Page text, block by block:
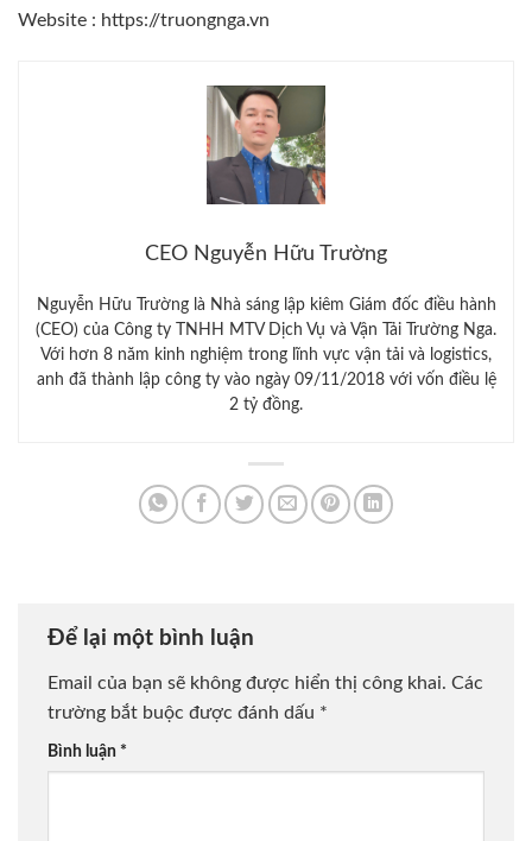
Website : https://truongnga.vn
CEO Nguyễn Hữu Trường
Nguyễn Hữu Trường là Nhà sáng lập kiêm Giám đốc điều hành
(CEO) của Công ty TNHH MTV Dịch Vụ và Vận Tải Trường Nga.
Với hơn 8 năm kinh nghiệm trong lĩnh vực vận tải và logistics,
anh đã thành lập công ty vào ngày 09/11/2018 với vốn điều lệ
2 tỷ đồng.
Để lại một bình luận
Email của bạn sẽ không được hiển thị công khai. Các
trường bắt buộc được đánh dấu *
Bình luận *